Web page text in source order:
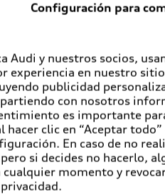
Configuración para
Audi y nuestros socios,
experiencia en nuestro
publicidad
con nosotros
es importante
hacer clic en “Aceptar
En caso de no
si decides no hacerlo,
momento y